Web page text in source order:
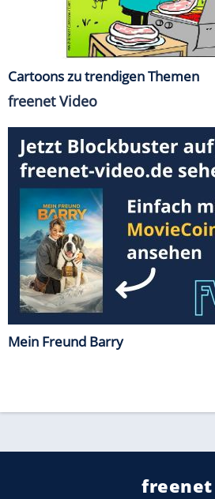
Cartoons zu trendigen Themen
freenet Video
Mein Freund Barry
freenet